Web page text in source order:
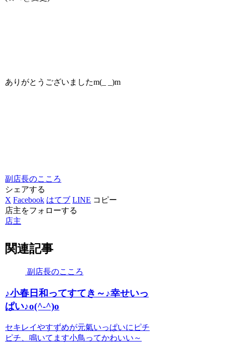
ありがとうございましたm(_ _)m
副店長のこころ
シェアする
X Facebook はてブ LINE コピー
店主をフォローする
店主
関連記事
副店長のこころ
♪小春日和ってすてき～♪幸せいっ
ぱい♪o(^-^)o
セキレイやすずめが元氣いっぱいにピチ
ピチ、鳴いてます小鳥ってかわいい～